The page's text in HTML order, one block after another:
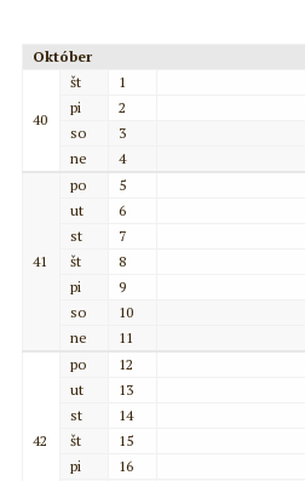
Október
40
št
1
pi
2
so
3
ne
4
41
po
5
ut
6
st
7
št
8
pi
9
so
10
ne
11
42
po
12
ut
13
st
14
št
15
pi
16